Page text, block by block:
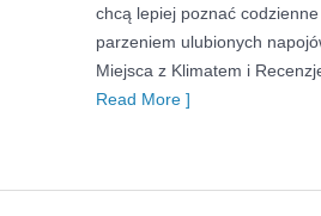
chcą lepiej poznać
parzeniem ulubionych
Miejsca z Klimatem i
Read More ]